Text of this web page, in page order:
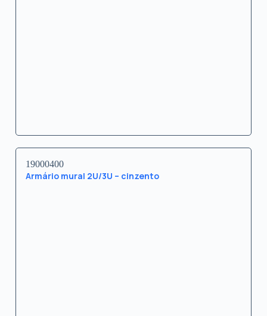
19000400
Armário mural 2U/3U – cinzento